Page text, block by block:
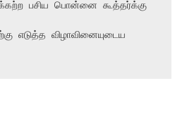
பசிய பொன்னை கூத்தர்க்கு
எடுத்த விழாவினையுடைய